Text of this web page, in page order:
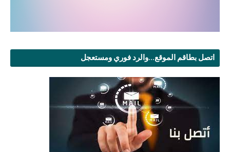
اتصل بطاقم الموقع...والرد فوري ومستعجل